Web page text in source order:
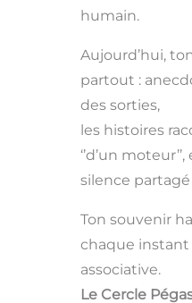
humain.
Aujourd’hui,
partout :
des sorties,
les histoires
‘’d’un
silence
Ton souvenir
chaque
associative.
Le Cercle